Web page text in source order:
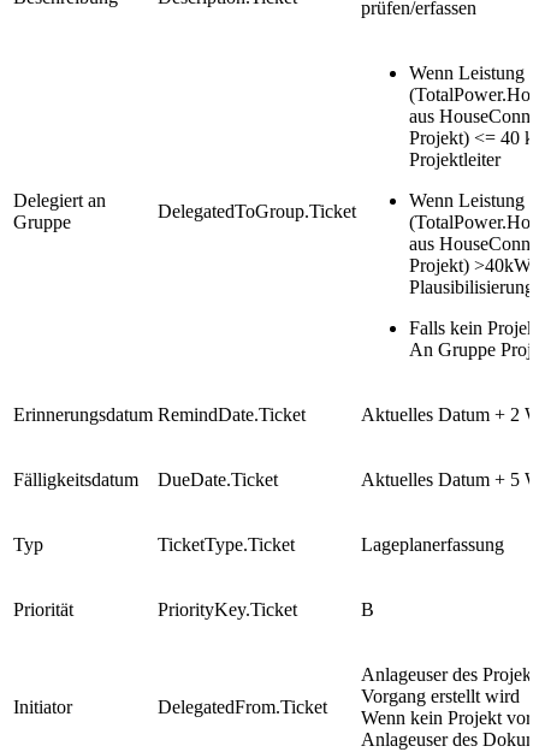
prüfen/erfassen
Delegiert an
Gruppe
DelegatedToGroup.Ticket
Wenn Leistung
aus
Projekt) <= 40
Projektleiter
Wenn Leistung
aus
Projekt) >40kW:
Plausibilisierung
Falls kein
An Gruppe
Erinnerungsdatum RemindDate.Ticket Aktuelles Datum + 2
Fälligkeitsdatum DueDate.Ticket Aktuelles Datum + 5
Typ TicketType.Ticket Lageplanerfassung
Priorität PriorityKey.Ticket B
Initiator DelegatedFrom.Ticket
Anlageuser des
Vorgang erstellt wird
Wenn kein Projekt
Anlageuser des